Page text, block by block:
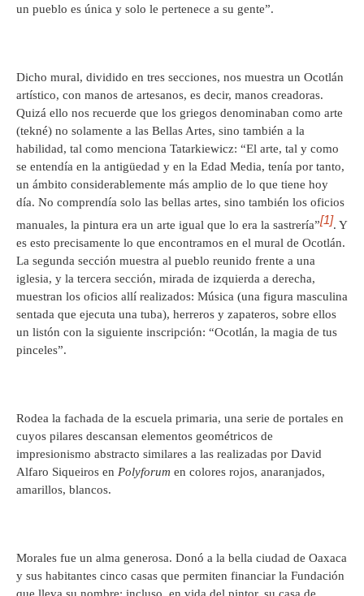
un pueblo es única y solo le pertenece a su gente”.
Dicho mural, dividido en tres secciones, nos muestra un Ocotlán
artístico, con manos de artesanos, es decir, manos creadoras.
Quizá ello nos recuerde que los griegos denominaban como arte
(tekné) no solamente a las Bellas Artes, sino también a la
habilidad, tal como menciona Tatarkiewicz: “El arte, tal y como
se entendía en la antigüedad y en la Edad Media, tenía por tanto,
un ámbito considerablemente más amplio de lo que tiene hoy
día. No comprendía solo las bellas artes, sino también los oficios
manuales, la pintura era un arte igual que lo era la sastrería”[1]. Y
es esto precisamente lo que encontramos en el mural de Ocotlán.
La segunda sección muestra al pueblo reunido frente a una
iglesia, y la tercera sección, mirada de izquierda a derecha,
muestran los oficios allí realizados: Música (una figura masculina
sentada que ejecuta una tuba), herreros y zapateros, sobre ellos
un listón con la siguiente inscripción: “Ocotlán, la magia de tus
pinceles”.
Rodea la fachada de la escuela primaria, una serie de portales en
cuyos pilares descansan elementos geométricos de
impresionismo abstracto similares a las realizadas por David
Alfaro Siqueiros en Polyforum en colores rojos, anaranjados,
amarillos, blancos.
Morales fue un alma generosa. Donó a la bella ciudad de Oaxaca
y sus habitantes cinco casas que permiten financiar la Fundación